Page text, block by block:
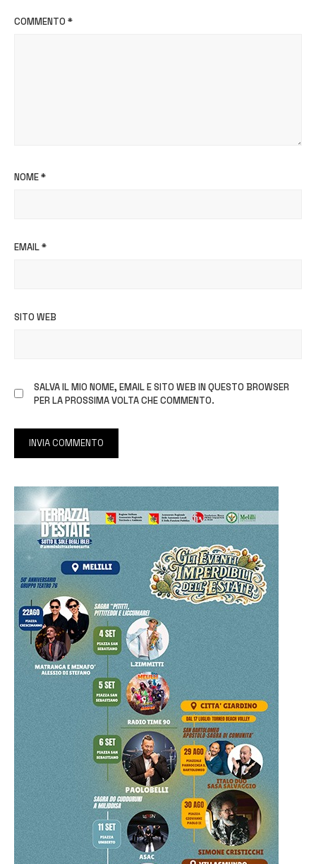
COMMENTO *
NOME*
EMAIL*
SITO WEB
SALVA IL MIO NOME, EMAIL E SITO WEB IN QUESTO BROWSER
PER LA PROSSIMA VOLTA CHE COMMENTO.